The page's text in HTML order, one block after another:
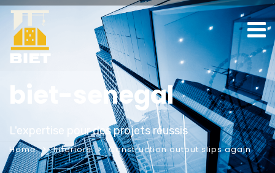
biet-senegal
L'expertise pour des projets réussis
Home Interiors Construction output slips again